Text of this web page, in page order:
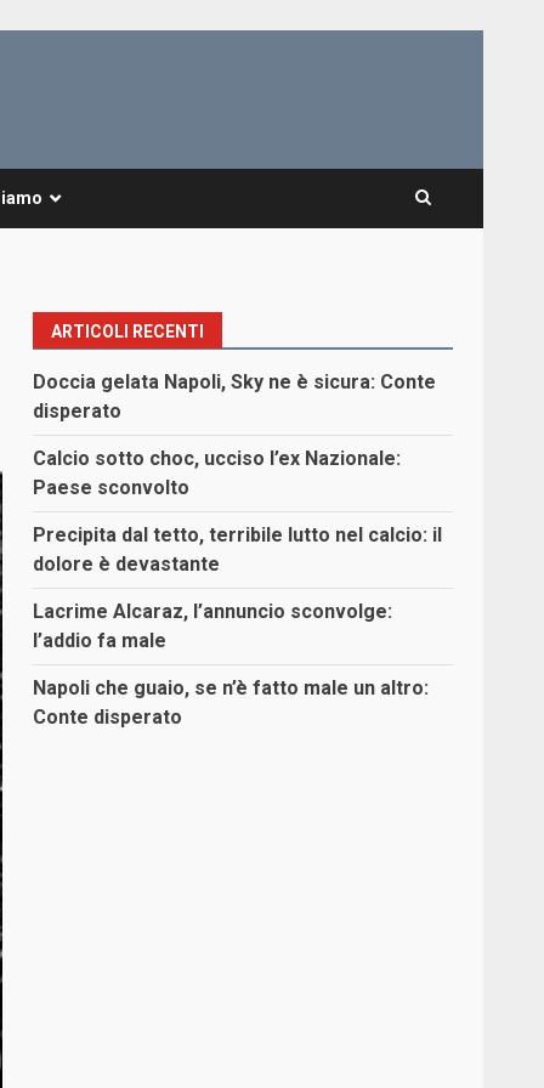
ARTICOLI RECENTI
Doccia gelata Napoli, Sky ne è sicura: Conte
disperato
Calcio sotto choc, ucciso l’ex Nazionale:
Paese sconvolto
Precipita dal tetto, terribile lutto nel calcio: il
dolore è devastante
Lacrime Alcaraz, l’annuncio sconvolge:
l’addio fa male
Napoli che guaio, se n’è fatto male un altro:
Conte disperato